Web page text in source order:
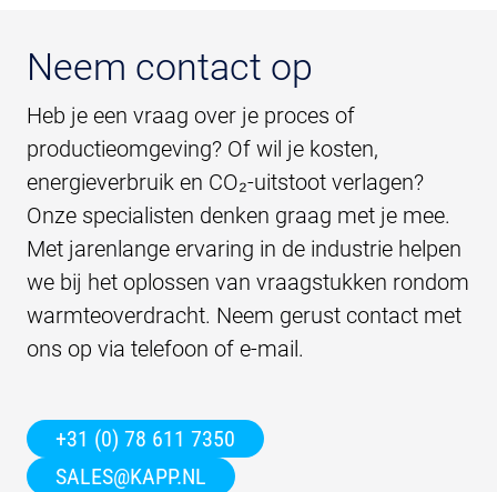
Neem contact op
Heb je een vraag over je proces of
productieomgeving? Of wil je kosten,
energieverbruik en CO₂-uitstoot verlagen?
Onze specialisten denken graag met je mee.
Met jarenlange ervaring in de industrie helpen
we bij het oplossen van vraagstukken rondom
warmteoverdracht. Neem gerust contact met
ons op via telefoon of e-mail.
+31 (0) 78 611 7350
SALES@KAPP.NL